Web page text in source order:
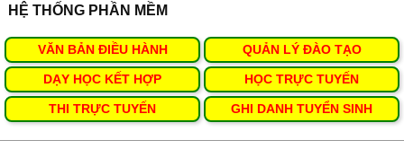
HỆ THỐNG PHẦN MỀM
VĂN BẢN ĐIỀU HÀNH QUẢN LÝ ĐÀO TẠO
DẠY HỌC KẾT HỢP HỌC TRỰC TUYẾN
THI TRỰC TUYẾN GHI DANH TUYỂN SINH